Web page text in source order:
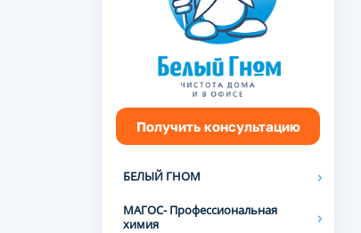
Получить консультацию
БЕЛЫЙ ГНОМ
МАГОС- Профессиональная
химия